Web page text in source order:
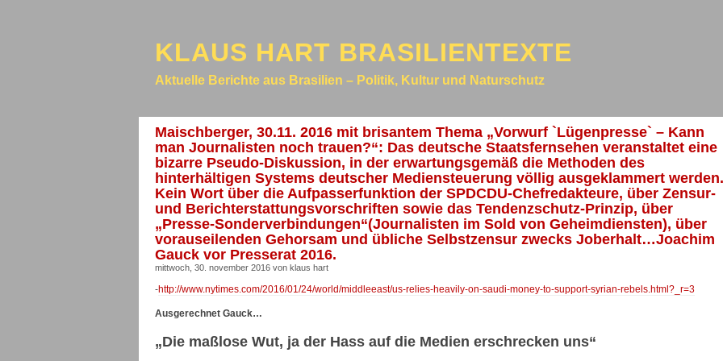
KLAUS HART BRASILIENTEXTE
Aktuelle Berichte aus Brasilien – Politik, Kultur und Naturschutz
Maischberger, 30.11. 2016 mit brisantem Thema „Vorwurf `Lügenpresse` – Kann
man Journalisten noch trauen?“: Das deutsche Staatsfernsehen veranstaltet eine
bizarre Pseudo-Diskussion, in der erwartungsgemäß die Methoden des
hinterhältigen Systems deutscher Mediensteuerung völlig ausgeklammert werden.
Kein Wort über die Aufpasserfunktion der SPDCDU-Chefredakteure, über Zensur-
und Berichterstattungsvorschriften sowie das Tendenzschutz-Prinzip, über
„Presse-Sonderverbindungen“(Journalisten im Sold von Geheimdiensten), über
vorauseilenden Gehorsam und übliche Selbstzensur zwecks Joberhalt…Joachim
Gauck vor Presserat 2016.
mittwoch, 30. november 2016 von klaus hart
-http://www.nytimes.com/2016/01/24/world/middleeast/us-relies-heavily-on-saudi-money-to-support-syrian-rebels.html?_r=3
Ausgerechnet Gauck…
„Die maßlose Wut, ja der Hass auf die Medien erschrecken uns“